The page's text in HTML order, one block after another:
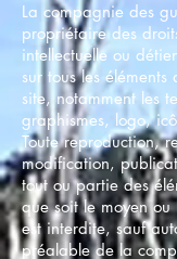
La compagnie des
propriétaire des
intellectuelle ou
sur tous les éléments
site, notamment les
graphismes, logo,
Toute reproduction,
modification,
tout ou partie des
que soit le moyen
est interdite, sauf
préalable de la